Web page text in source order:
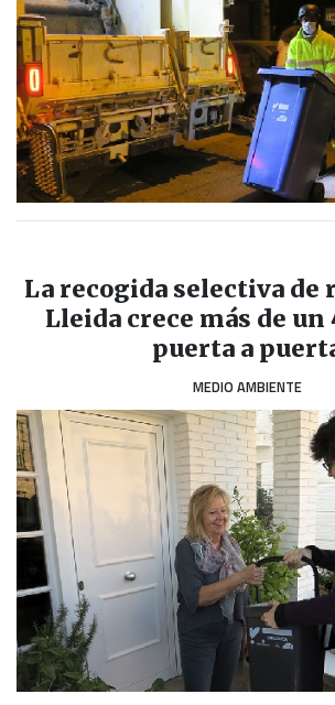
La recogida selectiva de
Lleida crece más de un
puerta a
MEDIO AMBIENTE